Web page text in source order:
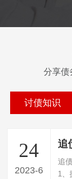
分享债
讨债知识
24
2023-6
追
1、